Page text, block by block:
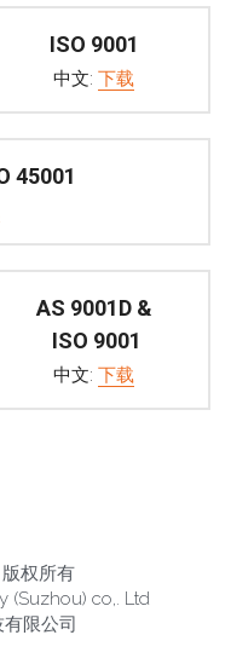
ISO 9001
中文: 下载
45001
AS 9001D &
ISO 9001
中文: 下载
权所有
(Suzhou) co,. Ltd
限公司